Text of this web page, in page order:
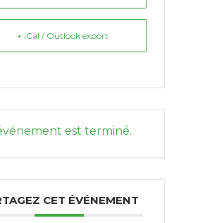
+ iCal / Outlook export
est terminé.
CET ÉVÉNEMENT